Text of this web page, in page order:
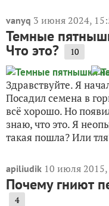
vanyq 3 июня 2024,
Темные
Что это? 10
Здравствуйте. Я
Посадил семена в
всё хорошо. Но
знаю, что это. Я
такая пошла? Или
apiliudik 10 июля
Почему гниют
4